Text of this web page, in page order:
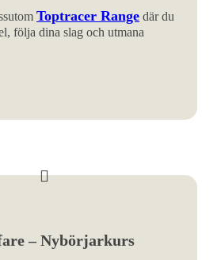
Toptracer Range där du
följa dina slag och utmana
– Nybörjarkurs